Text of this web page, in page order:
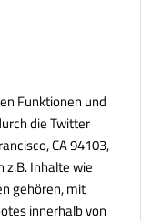
Funktionen und
die Twitter
CA 94103,
z.B. Inhalte wie
gehören, mit
innerhalb von